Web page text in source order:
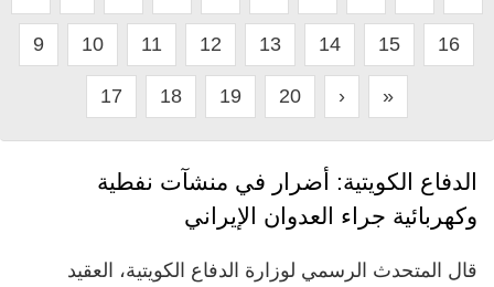
9 10 11 12 13 14 15 16
17 18 19 20 › »
الدفاع الكويتية: أضرار في منشآت نفطية
وكهربائية جراء العدوان الإيراني
قال المتحدث الرسمي لوزارة الدفاع الكويتية، العقيد